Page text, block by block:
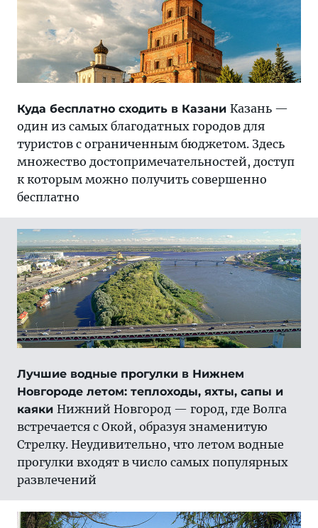
Куда бесплатно сходить в Казани Казань —
один из самых благодатных городов для
туристов с ограниченным бюджетом. Здесь
множество достопримечательностей, доступ
к которым можно получить совершенно
бесплатно
Лучшие водные прогулки в Нижнем
Новгороде летом: теплоходы, яхты, сапы и
каяки Нижний Новгород — город, где Волга
встречается с Окой, образуя знаменитую
Стрелку. Неудивительно, что летом водные
прогулки входят в число самых популярных
развлечений